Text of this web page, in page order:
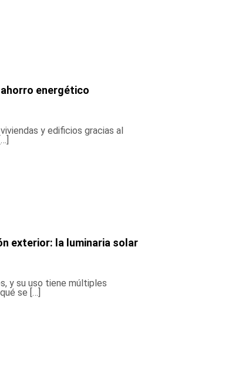
energético
y edificios gracias al
exterior: la luminaria solar
y su uso tiene múltiples
se […]